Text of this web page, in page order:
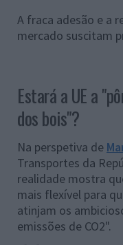
A fraca adesão e a
mercado suscitam
Estará a UE a
dos bois"?
Na perspetiva de
Transportes da
realidade mostra
mais flexível para
atinjam os
emissões de CO2".